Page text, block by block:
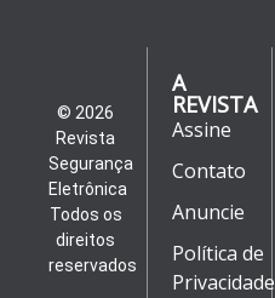
© 2026
Revista
Segurança
Eletrônica
Todos os
direitos
reservados
A
REVISTA
Assine
Contato
Anuncie
Política de
Privacidade